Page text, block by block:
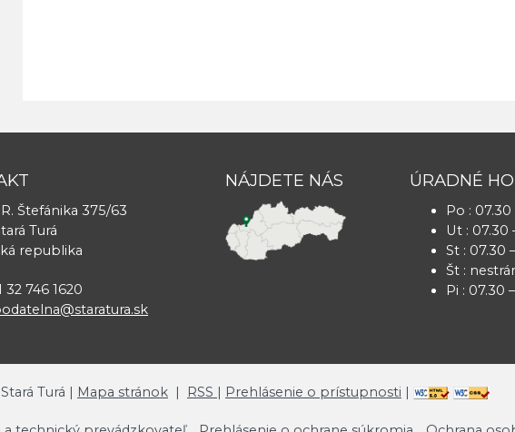
Štefánika 375/63
Turá
republika
32 746 1620
NÁJDETE NÁS ÚRADNÉ
Po : 07.30
Ut : 07.30
St : 07.30
Št :
Pi : 07.30
Turá | Mapa stránok | RSS | Prehlásenie o prístupnosti |